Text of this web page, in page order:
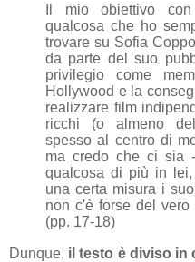
Il mio obiettivo
qualcosa che ho
trovare su Sofia
da parte del suo
privilegio come
Hollywood e la
realizzare film
ricchi (o almeno
spesso al centro di
ma credo che ci sia
qualcosa di più in
una certa misura i
non c'è forse del
(pp. 17-18)
Dunque, il testo è diviso in